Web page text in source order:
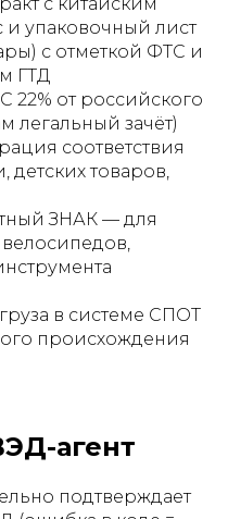
упаковочный лист
с отметкой ФТС и
ГТД
от российского
легальный зачёт)
соответствия
детских товаров,
ЗНАК — для
в системе СПОТ
происхождения
агент
подтверждает